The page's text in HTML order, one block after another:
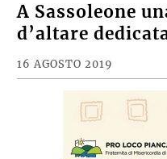
A Sassoleone
d’altare
16 AGOSTO 2019